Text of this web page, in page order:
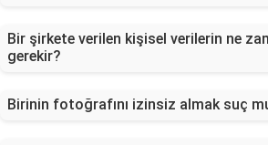
Bir şirkete verilen kişisel verilerin ne
gerekir?
Birinin fotoğrafını izinsiz almak suç